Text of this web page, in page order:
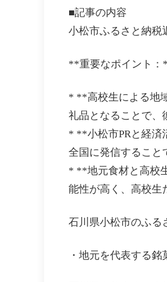
■記事の内容
小松市ふるさと納税
**重要なポイント：
* **高校生による地
礼品となることで、
* **小松市PRと経済
全国に発信すること
* **地元食材と高校
能性が高く、高校生
石川県小松市のふる
・地元を代表する